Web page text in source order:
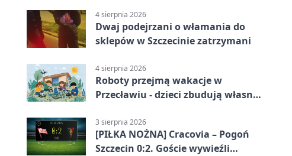
4 sierpnia 2026
Dwaj podejrzani o włamania do
sklepów w Szczecinie zatrzymani
4 sierpnia 2026
Roboty przejmą wakacje w
Przecławiu - dzieci zbudują własne
3 sierpnia 2026
[PIŁKA NOŻNA] Cracovia – Pogoń
Szczecin 0:2. Goście wywieźli